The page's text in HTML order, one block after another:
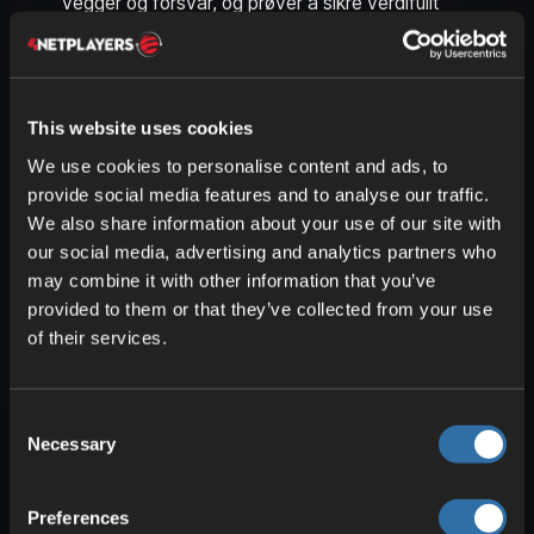
This website uses cookies
We use cookies to personalise content and ads, to
provide social media features and to analyse our traffic.
We also share information about your use of our site with
our social media, advertising and analytics partners who
may combine it with other information that you’ve
provided to them or that they’ve collected from your use
of their services.
Selection
Necessary
Preferences
utstyr. Samtidig kan hver tur ut være farlig, fordi
andre spillere vil ha de samme ressursene eller
spenning som gjør Rust spesielt sterkt på aktive
I tillegg til klassisk overlevelse byr Rust på
mange systemer for langsiktig progresjon.
Blueprints, arbeidsbenker, monumenter, kjøretøy,
strøm, feller, våpen og raid gjør at en server
forblir interessant over mange spilletimer.
Avhengig av regler kan Rust være svært